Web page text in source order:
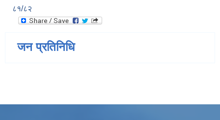
८१/८२
जन प्रतिनिधि